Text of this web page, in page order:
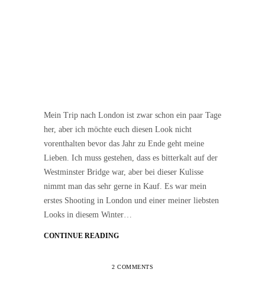
Mein Trip nach London ist zwar schon ein paar Tage
her, aber ich möchte euch diesen Look nicht
vorenthalten bevor das Jahr zu Ende geht meine
Lieben. Ich muss gestehen, dass es bitterkalt auf der
Westminster Bridge war, aber bei dieser Kulisse
nimmt man das sehr gerne in Kauf. Es war mein
erstes Shooting in London und einer meiner liebsten
Looks in diesem Winter…
CONTINUE READING
2 COMMENTS